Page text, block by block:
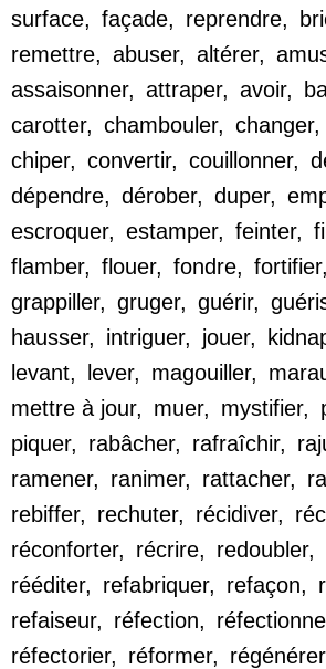
surface, façade, reprendre,
remettre, abuser, altérer,
assaisonner, attraper, avoir,
carotter, chambouler, changer,
chiper, convertir, couillonner,
dépendre, dérober, duper,
escroquer, estamper, feinter,
flamber, flouer, fondre, fortifier,
grappiller, gruger, guérir,
hausser, intriguer, jouer,
levant, lever, magouiller,
mettre à jour, muer, mystifier,
piquer, rabâcher, rafraîchir,
ramener, ranimer, rattacher,
rebiffer, rechuter, récidiver,
réconforter, récrire, redoubler,
rééditer, refabriquer, refaçon,
refaiseur, réfection,
réfectorier, réformer, régénérer